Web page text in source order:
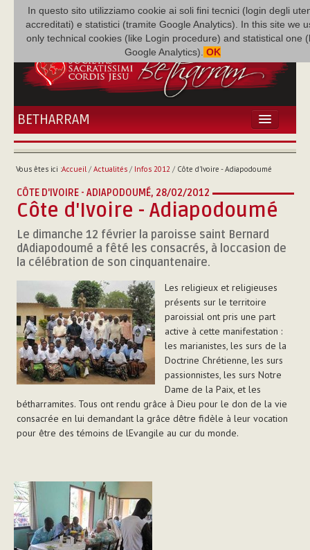
In questo sito utilizziamo cookie ai soli fini tecnici (login degli
accreditati) e statistici (tramite Google Analytics). In this site we
only technical cookies (like Login procedure) and statistical one
Google Analytics). OK
BETHARRAM
ACCUEIL
FAMILLE
MISSION
NEF
MULTIMÉDIA
Vous êtes ici :Accueil/ Actualités/ Infos 2012 / Côte d'Ivoire - Adiapodoumé
CÔTE D'IVOIRE - ADIAPODOUMÉ, 28/02/2012
Côte d'Ivoire - Adiapodoumé
Le dimanche 12 février la paroisse saint Bernard
dAdiapodoumé a fêté les consacrés, à loccasion de
la célébration de son cinquantenaire.
Les religieux et religieuses
présents sur le territoire
paroissial ont pris une part
active à cette manifestation :
les marianistes, les surs de la
Doctrine Chrétienne, les surs
passionnistes, les surs Notre
Dame de la Paix, et les
bétharramites. Tous ont rendu grâce à Dieu pour le don de la vie
consacrée en lui demandant la grâce dêtre fidèle à leur vocation
pour être des témoins de lEvangile au cur du monde.